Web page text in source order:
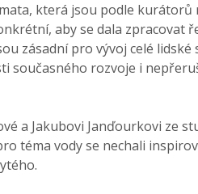
která jsou podle kurátorů
aby se dala zpracovat
zásadní pro vývoj celé
současného rozvoje i
a Jakubovi Janďourkovi ze
téma vody se nechali